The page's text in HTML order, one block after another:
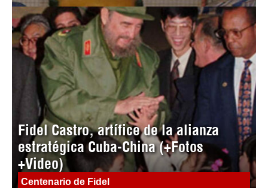
Fidel Castro, artífice de la alianza
estratégica Cuba-China (+Fotos
+Video)
Centenario de Fidel